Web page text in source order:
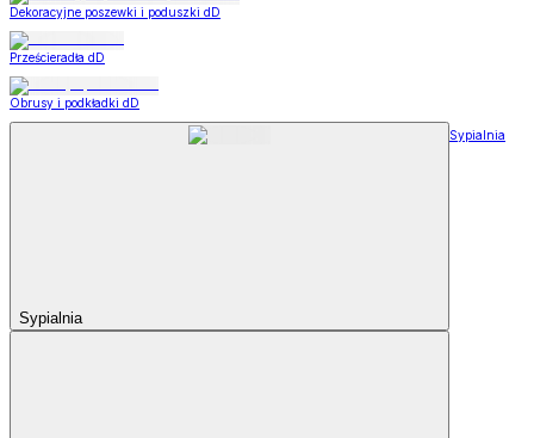
Dekoracyjne poszewki i poduszki dD
Prześcieradła dD
Obrusy i podkładki dD
Sypialnia
Sypialnia